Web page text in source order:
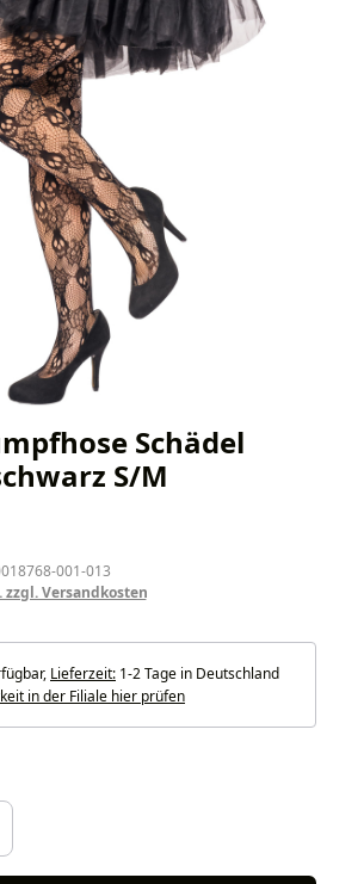
Schädel
S/M
001-013
zzgl. Versandkosten
Lieferzeit: 1-2 Tage in Deutschland
in der Filiale hier prüfen